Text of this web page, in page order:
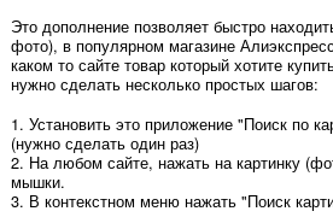
Это дополнение позволяет быстро
фото), в популярном магазине
каком то сайте товар который хотите
нужно сделать несколько простых шагов:
1. Установить это приложение "Поиск по
(нужно сделать один раз)
2. На любом сайте, нажать на картинку
мышки.
3. В контекстном меню нажать "Поиск